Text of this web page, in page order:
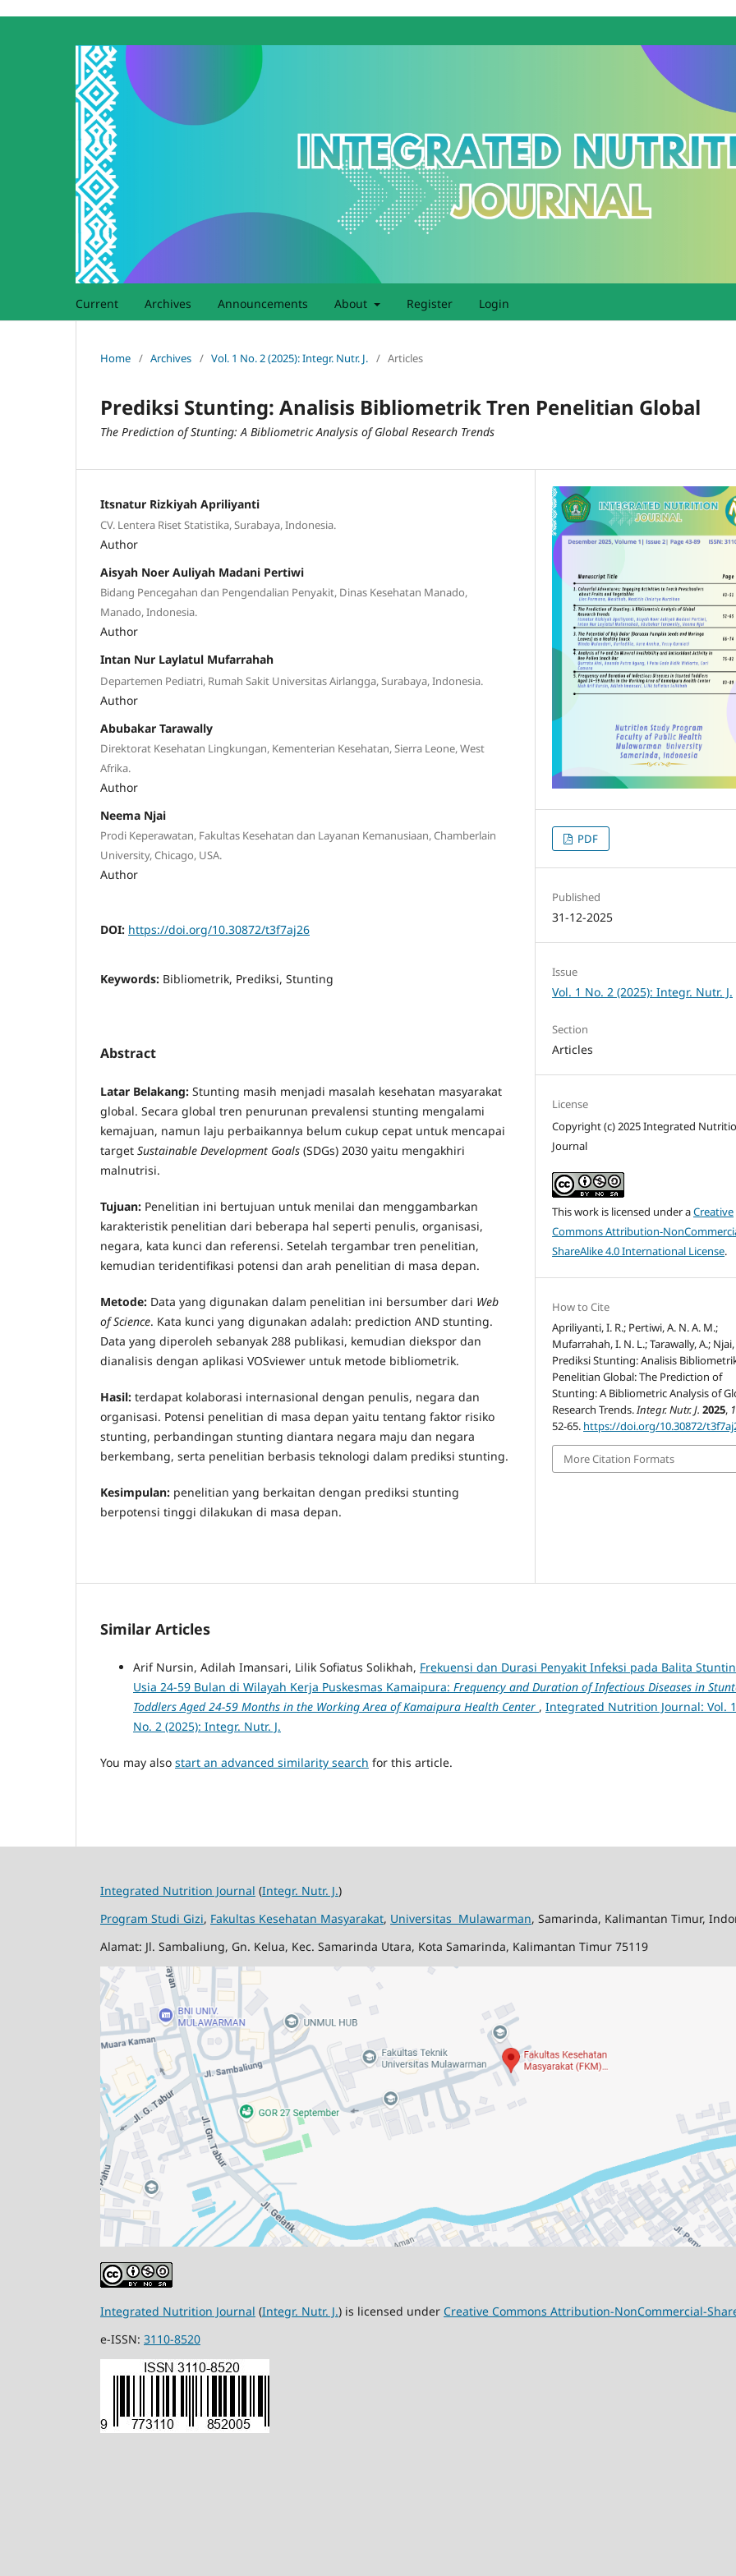
Current Archives Announcements About Register Login
Home / Archives / Vol. 1 No. 2 (2025): Integr. Nutr. J. / Articles
Prediksi Stunting: Analisis Bibliometrik Tren Penelitian Global
The Prediction of Stunting: A Bibliometric Analysis of Global Research Trends
Itsnatur Rizkiyah Apriliyanti
CV. Lentera Riset Statistika, Surabaya, Indonesia.
Author
Aisyah Noer Auliyah Madani Pertiwi
Bidang Pencegahan dan Pengendalian Penyakit, Dinas Kesehatan Manado,
Manado, Indonesia.
Author
Intan Nur Laylatul Mufarrahah
Departemen Pediatri, Rumah Sakit Universitas Airlangga, Surabaya, Indonesia.
Author
Abubakar Tarawally
Direktorat Kesehatan Lingkungan, Kementerian Kesehatan, Sierra Leone, West
Afrika.
Author
Neema Njai
Prodi Keperawatan, Fakultas Kesehatan dan Layanan Kemanusiaan, Chamberlain
University, Chicago, USA.
Author
DOI: https://doi.org/10.30872/t3f7aj26
Keywords: Bibliometrik, Prediksi, Stunting
Abstract
Latar Belakang: Stunting masih menjadi masalah kesehatan masyarakat
global. Secara global tren penurunan prevalensi stunting mengalami
kemajuan, namun laju perbaikannya belum cukup cepat untuk mencapai
target Sustainable Development Goals (SDGs) 2030 yaitu mengakhiri
malnutrisi.
Tujuan: Penelitian ini bertujuan untuk menilai dan menggambarkan
karakteristik penelitian dari beberapa hal seperti penulis, organisasi,
negara, kata kunci dan referensi. Setelah tergambar tren penelitian,
kemudian teridentifikasi potensi dan arah penelitian di masa depan.
Metode: Data yang digunakan dalam penelitian ini bersumber dari Web
of Science. Kata kunci yang digunakan adalah: prediction AND stunting.
Data yang diperoleh sebanyak 288 publikasi, kemudian diekspor dan
dianalisis dengan aplikasi VOSviewer untuk metode bibliometrik.
Hasil: terdapat kolaborasi internasional dengan penulis, negara dan
organisasi. Potensi penelitian di masa depan yaitu tentang faktor risiko
stunting, perbandingan stunting diantara negara maju dan negara
berkembang, serta penelitian berbasis teknologi dalam prediksi stunting.
Kesimpulan: penelitian yang berkaitan dengan prediksi stunting
berpotensi tinggi dilakukan di masa depan.
PDF
Published
31-12-2025
Issue
Vol. 1 No. 2 (2025): Integr. Nutr. J.
Section
Articles
License
Copyright (c) 2025 Integrated
Journal
This work is licensed under aCreative
Commons Attribution-
ShareAlike 4.0 International License.
How to Cite
Apriliyanti, I. R.; Pertiwi, A. N. A. M.;
Mufarrahah, I. N. L.; Tarawally, A.;
Prediksi Stunting: Analisis
Penelitian Global: The Prediction of
Stunting: A Bibliometric Analysis of
Research Trends.Integr. Nutr. J. 2025, 1
52-65. https://doi.org/10.30872/
More Citation Formats
Similar Articles
Arif Nursin, Adilah Imansari, Lilik Sofiatus Solikhah, Frekuensi dan Durasi Penyakit Infeksi pada Balita
Usia 24-59 Bulan di Wilayah Kerja Puskesmas Kamaipura: Frequency and Duration of Infectious Diseases in
Toddlers Aged 24-59 Months in the Working Area of Kamaipura Health Center , Integrated Nutrition Journal: Vol. 1
No. 2 (2025): Integr. Nutr. J.
You may also start an advanced similarity search for this article.
Integrated Nutrition Journal (Integr. Nutr. J.)
Program Studi Gizi, Fakultas Kesehatan Masyarakat, Universitas Mulawarman, Samarinda, Kalimantan Timur,
Alamat: Jl. Sambaliung, Gn. Kelua, Kec. Samarinda Utara, Kota Samarinda, Kalimantan Timur 75119
Integrated Nutrition Journal (Integr. Nutr. J.) is licensed under Creative Commons Attribution-NonCommercial-
e-ISSN: 3110-8520